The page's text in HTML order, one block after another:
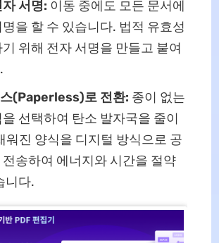
서명: 이동 중에도 모든 문서에
을 할 수 있습니다. 법적 유효성
위해 전자 서명을 만들고 붙여
(Paperless)로 전환: 종이 없는
선택하여 탄소 발자국을 줄이
워진 양식을 디지털 방식으로 공
송하여 에너지와 시간을 절약
니다.